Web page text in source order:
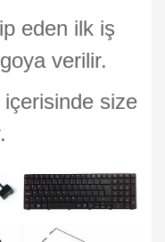
eden ilk iş
verilir.
size